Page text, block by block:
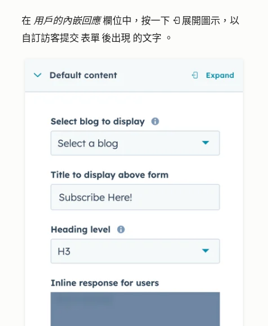
在 用戶的內嵌回應欄位中，按一下 expandIcon 展開圖示 ，以
自訂訪客提交 表單 後出現 的文字 。